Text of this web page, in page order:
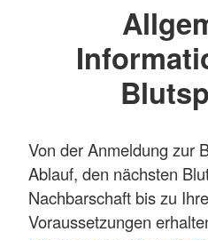
Von der Anmeldung zur
Ablauf, den nächsten
Nachbarschaft bis zu
Voraussetzungen